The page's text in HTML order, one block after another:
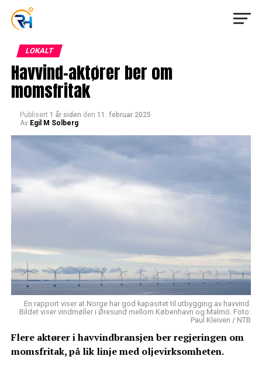
LOKALT
Havvind-aktører ber om
momsfritak
Publisert 1 år siden den 11. februar 2025
Av Egil M Solberg
En rapport viser at Norge har god kapasitet til utbygging av havvind.
Bildet viser vindmøller i Øresund mellom København og Malmö. Foto:
Paul Kleiven / NTB
Flere aktører i havvindbransjen ber regjeringen om
momsfritak, på lik linje med oljevirksomheten.